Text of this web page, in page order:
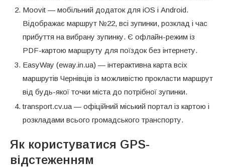
Moovit — мобільний додаток для iOS і Android.
Відображає маршрут №22, всі зупинки, розклад і час
прибуття на вибрану зупинку. Є офлайн-режим із
PDF-картою маршруту для поїздок без інтернету.
EasyWay (eway.in.ua) — інтерактивна карта всіх
маршрутів Чернівців із можливістю прокласти маршрут
від будь-якої точки міста до потрібної зупинки.
transport.cv.ua — офіційний міський портал із картою і
розкладами всього громадського транспорту.
Як користуватися GPS-
відстеженням